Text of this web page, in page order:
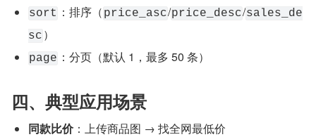
sort ：排序（ price_asc/price_desc/sales_de
sc ）
page ：分页（默认 1，最多 50 条）
四、典型应用场景
同款比价：上传商品图 → 找全网最低价